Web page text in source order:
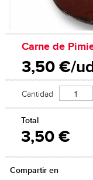
Carne de
3,50 €/
Cantidad
Total
3,50 €
Compartir en